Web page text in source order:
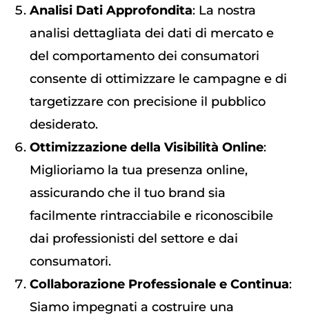
Analisi Dati Approfondita: La nostra
analisi dettagliata dei dati di mercato e
del comportamento dei consumatori
consente di ottimizzare le campagne e di
targetizzare con precisione il pubblico
desiderato.
Ottimizzazione della Visibilità Online:
Miglioriamo la tua presenza online,
assicurando che il tuo brand sia
facilmente rintracciabile e riconoscibile
dai professionisti del settore e dai
consumatori.
Collaborazione Professionale e Continua:
Siamo impegnati a costruire una